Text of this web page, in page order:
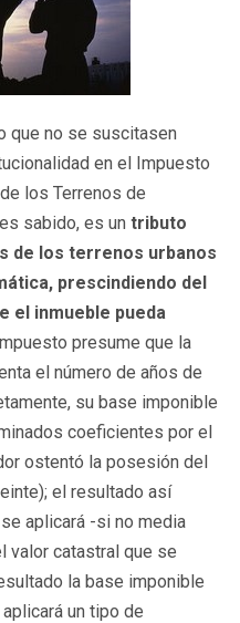
que no se suscitasen
en el Impuesto
los Terrenos de
sabido, es un tributo
de los terrenos urbanos
prescindiendo del
el inmueble pueda
presume que la
el número de años de
su base imponible
coeficientes por el
ostentó la posesión del
el resultado así
aplicará -si no media
valor catastral que se
la base imponible
un tipo de